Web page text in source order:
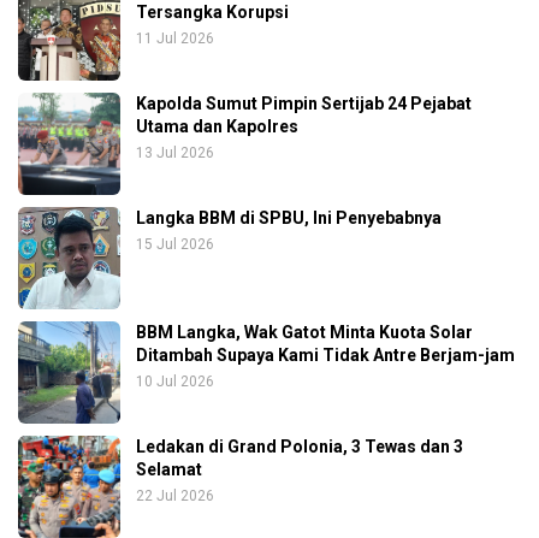
Tersangka Korupsi
11 Jul 2026
Kapolda Sumut Pimpin Sertijab 24 Pejabat
Utama dan Kapolres
13 Jul 2026
Langka BBM di SPBU, Ini Penyebabnya
15 Jul 2026
BBM Langka, Wak Gatot Minta Kuota Solar
Ditambah Supaya Kami Tidak Antre Berjam-jam
10 Jul 2026
Ledakan di Grand Polonia, 3 Tewas dan 3
Selamat
22 Jul 2026